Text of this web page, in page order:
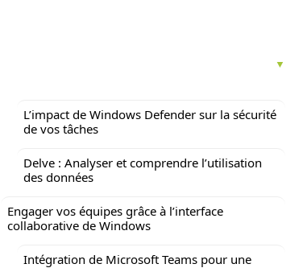
L’impact de Windows Defender sur la sécurité
de vos tâches
Delve : Analyser et comprendre l’utilisation
des données
Engager vos équipes grâce à l’interface
collaborative de Windows
Intégration de Microsoft Teams pour une